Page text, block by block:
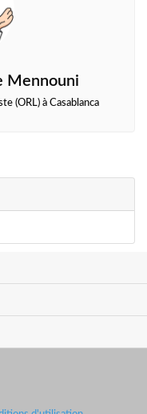
Mennouni
(ORL) à Casablanca